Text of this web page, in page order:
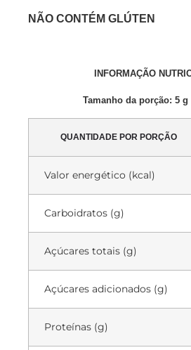
NÃO CONTÉM GLÚTEN
INFORMAÇÃO
Tamanho da porção: 5 g
QUANTIDADE POR PORÇÃO
Valor energético (kcal)
Carboidratos (g)
Açúcares totais (g)
Açúcares adicionados (g)
Proteínas (g)